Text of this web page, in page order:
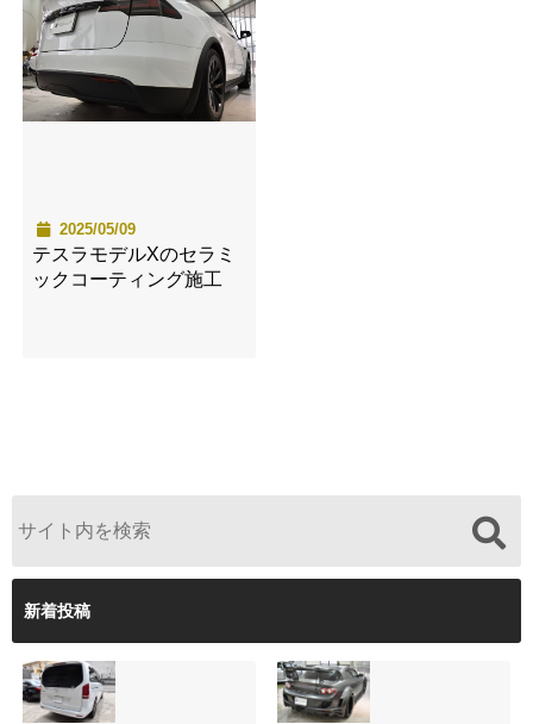
2025/05/09
テスラモデルXのセラミ
ックコーティング施工
新着投稿